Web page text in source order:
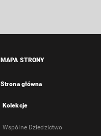
MAPA STRONY
Strona główna
Kolekcje
Wspólne Dziedzictwo